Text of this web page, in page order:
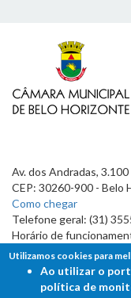
Av. dos Andradas,
CEP: 30260-900 - Belo
Como chegar
Telefone geral: (31)
Horário de
7h às 19h
Utilizamos cookies para
Ao utilizar o
política de